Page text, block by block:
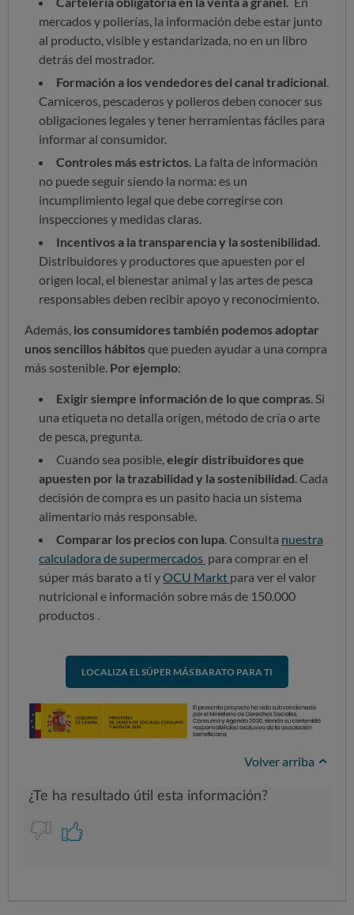
mercados y pollerías, la información debe estar junto
al producto, visible y estandarizada, no en un libro
detrás del mostrador.
Formación a los vendedores del canal tradicional.
Carniceros, pescaderos y polleros deben conocer sus
obligaciones legales y tener herramientas fáciles para
informar al consumidor.
Controles más estrictos. La falta de información
no puede seguir siendo la norma: es un
incumplimiento legal que debe corregirse con
inspecciones y medidas claras.
Incentivos a la transparencia y la sostenibilidad.
Distribuidores y productores que apuesten por el
origen local, el bienestar animal y las artes de pesca
responsables deben recibir apoyo y reconocimiento.
Además, los consumidores también podemos adoptar
unos sencillos hábitosque pueden ayudar a una compra
más sostenible. Por ejemplo:
Exigir siempre información de lo que compras. Si
una etiqueta no detalla origen, método de cría o arte
de pesca, pregunta.
Cuando sea posible,elegir distribuidores que
apuesten por la trazabilidad y la sostenibilidad. Cada
decisión de compra es un pasito hacia un sistema
alimentario más responsable.
Comparar los precios con lupa. Consulta nuestra
calculadora de supermercados para comprar en el
súper más barato a ti yOCU Markt para ver el valor
nutricional e información sobre más de 150.000
productos .
LOCALIZA EL SÚPER MÁS BARATO PARA TI
Volver arriba